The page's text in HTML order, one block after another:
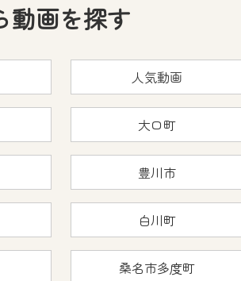
動画を探す
人気動画
大口町
豊川市
白川町
桑名市多度町